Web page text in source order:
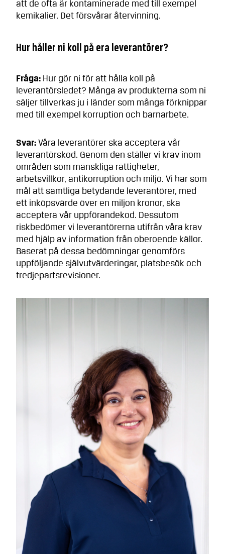
att de ofta är kontaminerade med till exempel
kemikalier. Det försvårar återvinning.
Hur håller ni koll på era leverantörer?
Fråga: Hur gör ni för att hålla koll på
leverantörsledet? Många av produkterna som ni
säljer tillverkas ju i länder som många förknippar
med till exempel korruption och barnarbete.
Svar: Våra leverantörer ska acceptera vår
leverantörskod. Genom den ställer vi krav inom
områden som mänskliga rättigheter,
arbetsvillkor, antikorruption och miljö. Vi har som
mål att samtliga betydande leverantörer, med
ett inköpsvärde över en miljon kronor, ska
acceptera vår uppförandekod. Dessutom
riskbedömer vi leverantörerna utifrån våra krav
med hjälp av information från oberoende källor.
Baserat på dessa bedömningar genomförs
uppföljande självutvärderingar, platsbesök och
tredjepartsrevisioner.